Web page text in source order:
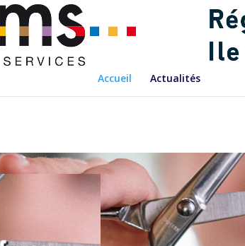
Accueil Actualités